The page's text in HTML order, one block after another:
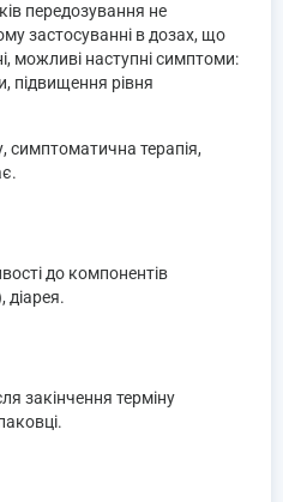
передозування не
застосуванні в дозах, що
можливі наступні симптоми:
підвищення рівня
симптоматична терапія,
до компонентів
діарея.
закінчення терміну